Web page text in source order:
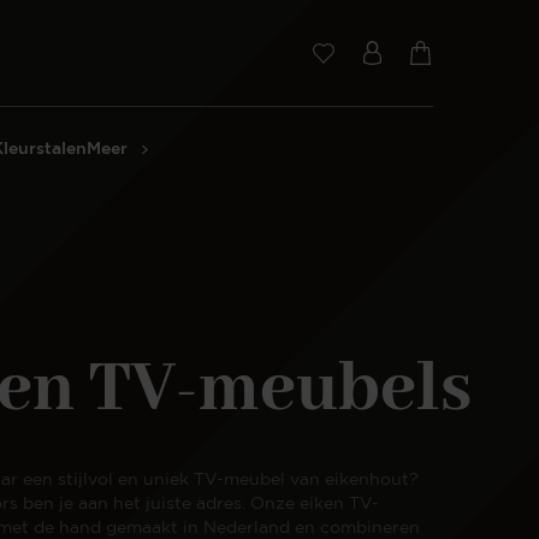
Meer
TV-meubels
een stijlvol en uniek TV-meubel van eikenhout?
ben je aan het juiste adres. Onze eiken TV-
de hand gemaakt in Nederland en combineren